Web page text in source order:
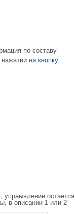
по составу
нажатии на кнопку
остается
в описании 1 или 2